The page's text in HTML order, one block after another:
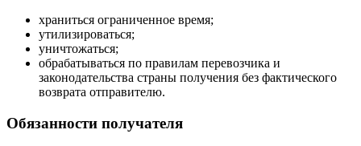
храниться ограниченное время;
утилизироваться;
уничтожаться;
обрабатываться по правилам перевозчика и
законодательства страны получения без фактического
возврата отправителю.
Обязанности получателя